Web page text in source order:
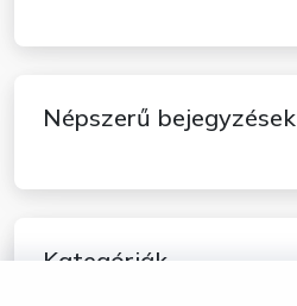
Népszerű bejegyzések
Kategóriák